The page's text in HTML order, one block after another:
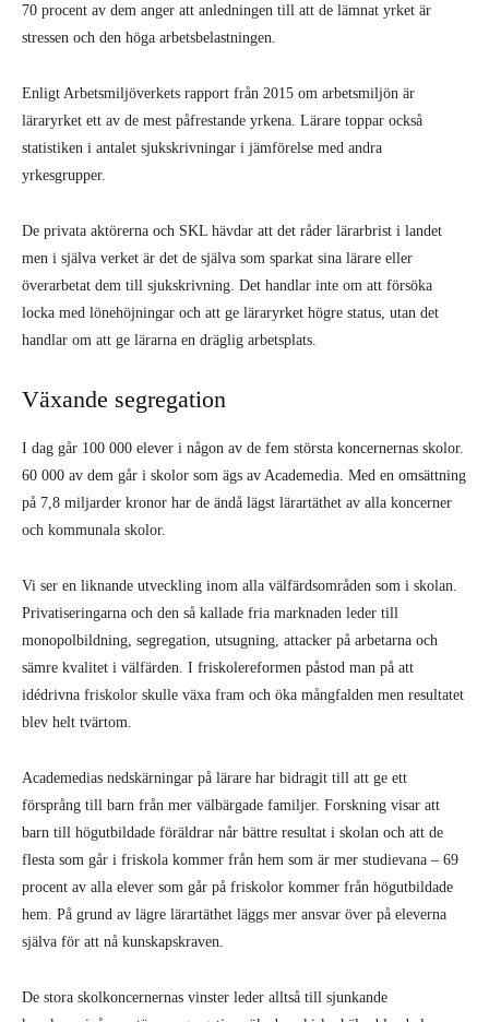
70 procent av dem anger att anledningen till att de lämnat yrket är
stressen och den höga arbetsbelastningen.
Enligt Arbetsmiljöverkets rapport från 2015 om arbetsmiljön är
läraryrket ett av de mest påfrestande yrkena. Lärare toppar också
statistiken i antalet sjukskrivningar i jämförelse med andra
yrkesgrupper.
De privata aktörerna och SKL hävdar att det råder lärarbrist i landet
men i själva verket är det de själva som sparkat sina lärare eller
överarbetat dem till sjukskrivning. Det handlar inte om att försöka
locka med lönehöjningar och att ge läraryrket högre status, utan det
handlar om att ge lärarna en dräglig arbetsplats.
Växande segregation
I dag går 100 000 elever i någon av de fem största koncernernas skolor.
60 000 av dem går i skolor som ägs av Academedia. Med en omsättning
på 7,8 miljarder kronor har de ändå lägst lärartäthet av alla koncerner
och kommunala skolor.
Vi ser en liknande utveckling inom alla välfärdsområden som i skolan.
Privatiseringarna och den så kallade fria marknaden leder till
monopolbildning, segregation, utsugning, attacker på arbetarna och
sämre kvalitet i välfärden. I friskolereformen påstod man på att
idédrivna friskolor skulle växa fram och öka mångfalden men resultatet
blev helt tvärtom.
Academedias nedskärningar på lärare har bidragit till att ge ett
försprång till barn från mer välbärgade familjer. Forskning visar att
barn till högutbildade föräldrar når bättre resultat i skolan och att de
flesta som går i friskola kommer från hem som är mer studievana – 69
procent av alla elever som går på friskolor kommer från högutbildade
hem. På grund av lägre lärartäthet läggs mer ansvar över på eleverna
själva för att nå kunskapskraven.
De stora skolkoncernernas vinster leder alltså till sjunkande